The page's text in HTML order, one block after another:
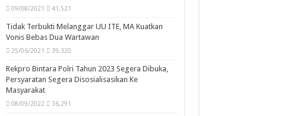
09/08/2021 41,521
Tidak Terbukti Melanggar UU ITE, MA Kuatkan
Vonis Bebas Dua Wartawan
25/06/2021 39,320
Rekpro Bintara Polri Tahun 2023 Segera Dibuka,
Persyaratan Segera Disosialisasikan Ke
Masyarakat
08/09/2022 36,291